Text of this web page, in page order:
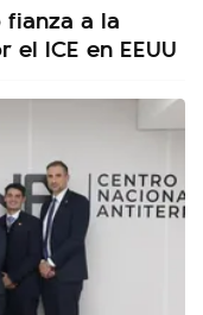
a la
ICE en EEUU